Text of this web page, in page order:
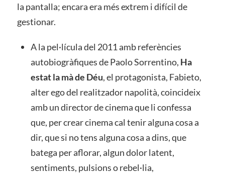
la pantalla; encara era més extrem i difícil de
gestionar.
A la pel·lícula del 2011 amb referències
autobiogràfiques de Paolo Sorrentino, Ha
estat la mà de Déu, el protagonista, Fabieto,
alter ego del realitzador napolità, coincideix
amb un director de cinema que li confessa
que, per crear cinema cal tenir alguna cosa a
dir, que si no tens alguna cosa a dins, que
batega per aflorar, algun dolor latent,
sentiments, pulsions o rebel·lia,